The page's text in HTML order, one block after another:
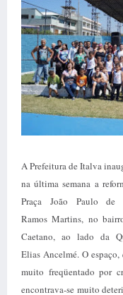
A Prefeitura de Italva
na última semana a
Praça João Paulo de
Ramos Martins, no
Caetano, ao lado da
Elias Ancelmé. O espaço,
muito freqüentado por
encontrava-se muito